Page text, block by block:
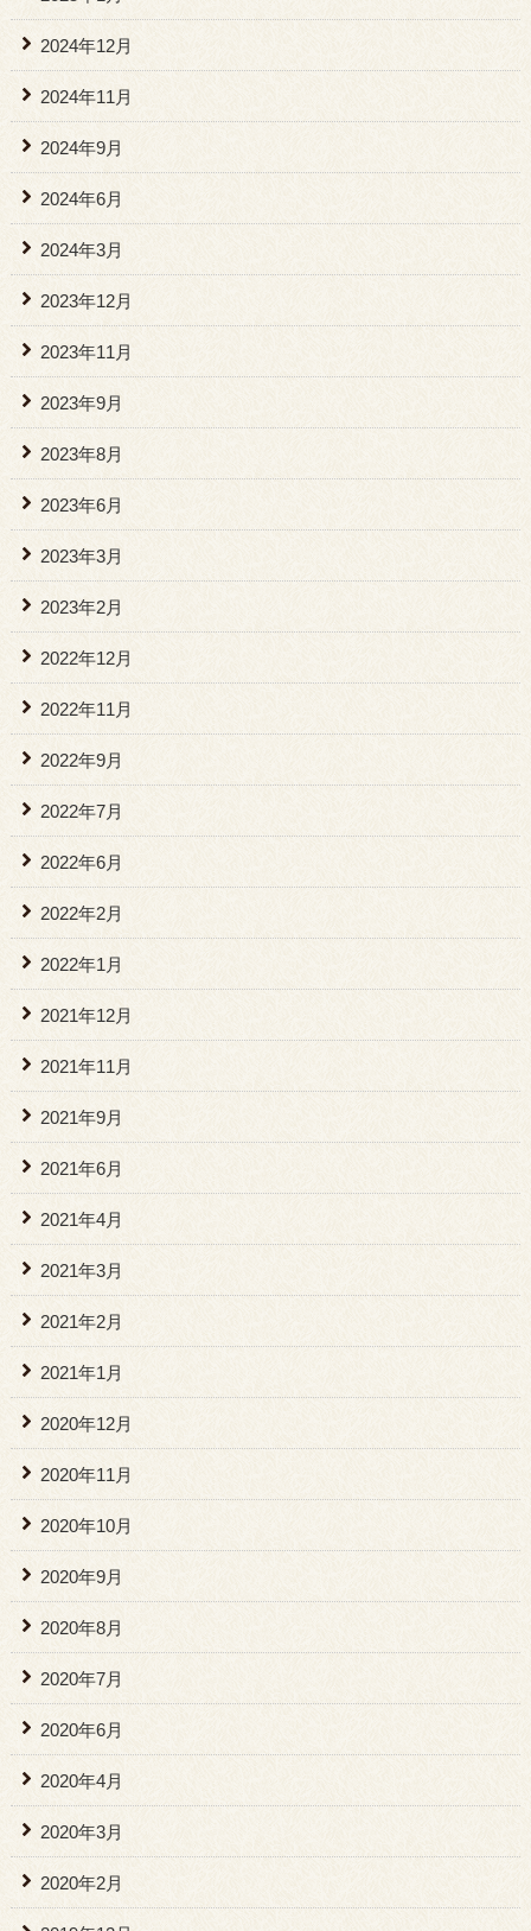
2024年12月
2024年11月
2024年9月
2024年6月
2024年3月
2023年12月
2023年11月
2023年9月
2023年8月
2023年6月
2023年3月
2023年2月
2022年12月
2022年11月
2022年9月
2022年7月
2022年6月
2022年2月
2022年1月
2021年12月
2021年11月
2021年9月
2021年6月
2021年4月
2021年3月
2021年2月
2021年1月
2020年12月
2020年11月
2020年10月
2020年9月
2020年8月
2020年7月
2020年6月
2020年4月
2020年3月
2020年2月